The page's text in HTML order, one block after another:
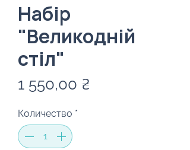
Набір
"Великодній
стіл"
1 550,00 ₴
Количество *